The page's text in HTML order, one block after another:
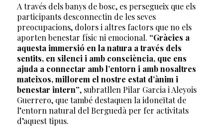
A través dels banys de bosc, es persegueix que els
participants desconnectin de les seves
preocupacions, dolors i altres factors que no els
aporten benestar físic ni emocional. “Gràcies a
aquesta immersió en la natura a través dels
sentits, en silenci i amb consciència, que ens
ajuda a connectar amb l’entorn i amb nosaltres
mateixos, millorem el nostre estat d’ànim i
benestar intern”, subratllen Pilar Garcia i Aleyois
Guerrero, que també destaquen la idoneïtat de
l’entorn natural del Berguedà per fer activitats
d’aquest tipus.